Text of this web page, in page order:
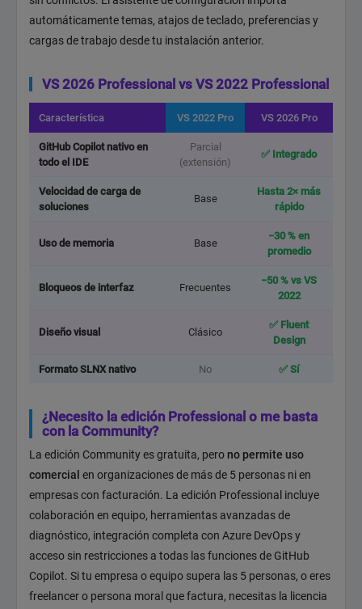
automáticamente temas, atajos de teclado, preferencias y
cargas de trabajo desde tu instalación anterior.
VS 2026 Professional vs VS 2022 Professional
Característica VS 2022 Pro VS 2026 Pro
GitHub Copilot nativo en
todo el IDE
Parcial
(extensión)
✅ Integrado
Velocidad de carga de
soluciones
Base
Hasta 2× más
rápido
Uso de memoria Base
−30 % en
promedio
Bloqueos de interfaz Frecuentes
−50 % vs VS
2022
Diseño visual Clásico
✅ Fluent
Design
Formato SLNX nativo No ✅ Sí
¿Necesito la edición Professional o me basta
con la Community?
La edición Community es gratuita, pero no permite uso
comercial en organizaciones de más de 5 personas ni en
empresas con facturación. La edición Professional incluye
colaboración en equipo, herramientas avanzadas de
diagnóstico, integración completa con Azure DevOps y
acceso sin restricciones a todas las funciones de GitHub
Copilot. Si tu empresa o equipo supera las 5 personas, o eres
freelancer o persona moral que factura, necesitas la licencia